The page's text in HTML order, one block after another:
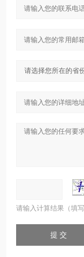
请输入计算结果（填